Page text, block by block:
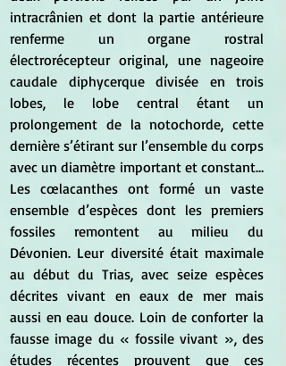
intracrânien et dont la partie antérieure
renferme un organe rostral
électrorécepteur original, une nageoire
caudale diphycerque divisée en trois
lobes, le lobe central étant un
prolongement de la notochorde, cette
dernière s’étirant sur l’ensemble du corps
avec un diamètre important et constant…
Les cœlacanthes ont formé un vaste
ensemble d’espèces dont les premiers
fossiles remontent au milieu du
Dévonien. Leur diversité était maximale
au début du Trias, avec seize espèces
décrites vivant en eaux de mer mais
aussi en eau douce. Loin de conforter la
fausse image du « fossile vivant », des
études récentes prouvent que ces